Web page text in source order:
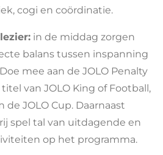
cogi en coördinatie.
in de middag zorgen
balans tussen inspanning
mee aan de JOLO Penalty
van JOLO King of Football,
de JOLO Cup. Daarnaast
spel tal van uitdagende en
op het programma.